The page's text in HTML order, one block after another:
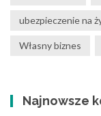
ubezpieczenie na
Własny biznes
Najnowsze